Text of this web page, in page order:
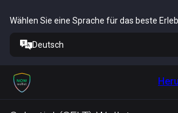
Wählen Sie eine Sprache für das beste
Deutsch